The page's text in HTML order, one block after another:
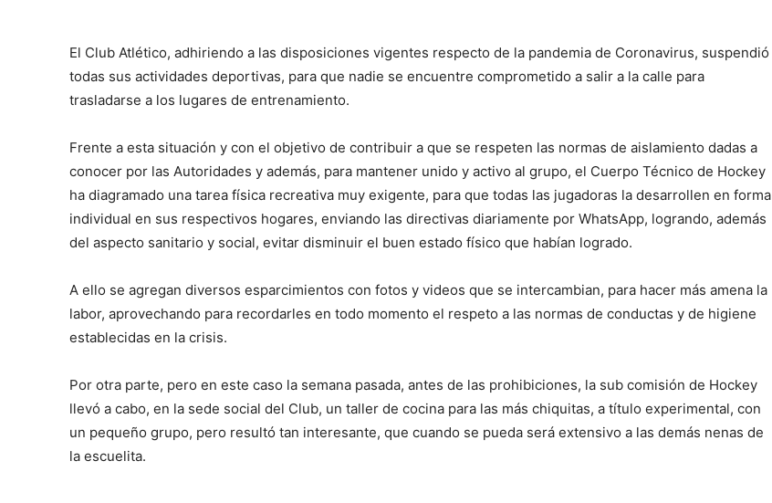
El Club Atlético, adhiriendo a las disposiciones vigentes respecto de la pandemia de Coronavirus, suspendió
todas sus actividades deportivas, para que nadie se encuentre comprometido a salir a la calle para
trasladarse a los lugares de entrenamiento.
Frente a esta situación y con el objetivo de contribuir a que se respeten las normas de aislamiento dadas a
conocer por las Autoridades y además, para mantener unido y activo al grupo, el Cuerpo Técnico de Hockey
ha diagramado una tarea física recreativa muy exigente, para que todas las jugadoras la desarrollen en forma
individual en sus respectivos hogares, enviando las directivas diariamente por WhatsApp, logrando, además
del aspecto sanitario y social, evitar disminuir el buen estado físico que habían logrado.
A ello se agregan diversos esparcimientos con fotos y videos que se intercambian, para hacer más amena la
labor, aprovechando para recordarles en todo momento el respeto a las normas de conductas y de higiene
establecidas en la crisis.
Por otra parte, pero en este caso la semana pasada, antes de las prohibiciones, la sub comisión de Hockey
llevó a cabo, en la sede social del Club, un taller de cocina para las más chiquitas, a título experimental, con
un pequeño grupo, pero resultó tan interesante, que cuando se pueda será extensivo a las demás nenas de
la escuelita.